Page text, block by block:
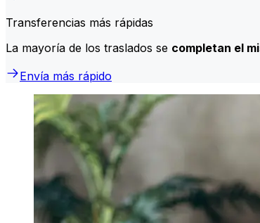
Transferencias más rápidas
La mayoría de los traslados se completan el
Envía más rápido